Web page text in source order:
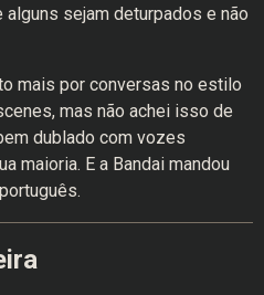
sejam deturpados e não
mais por conversas no estilo
mas não achei isso de
dublado com vozes
maioria. E a Bandai mandou